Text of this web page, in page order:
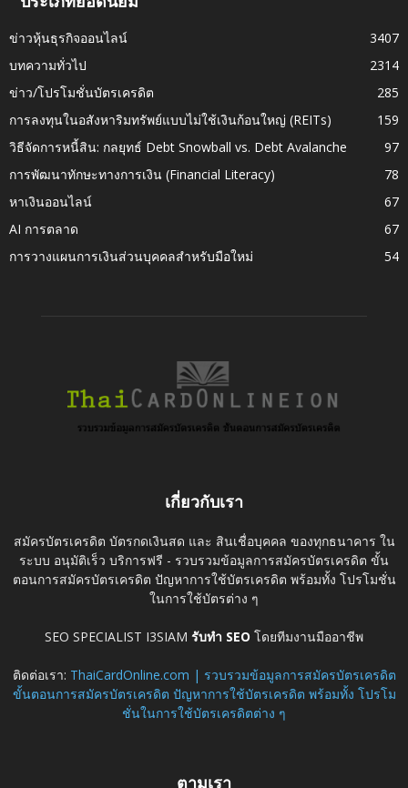
ข่าวหุ้นธุรกิจออนไลน์
3407
บทความทั่วไป
2314
ข่าว/โปรโมชั่นบัตรเครดิต
285
การลงทุนในอสังหาริมทรัพย์แบบไม่ใช้เงินก้อนใหญ่ (REITs)
159
วิธีจัดการหนี้สิน: กลยุทธ์ Debt Snowball vs. Debt Avalanche
97
การพัฒนาทักษะทางการเงิน (Financial Literacy)
78
หาเงินออนไลน์
67
AI การตลาด
67
การวางแผนการเงินส่วนบุคคลสำหรับมือใหม่
54
เกี่ยวกับเรา
สมัครบัตรเครดิต บัตรกดเงินสด และ สินเชื่อบุคคล ของทุกธนาคาร ใน
ระบบ อนุมัติเร็ว บริการฟรี - รวบรวมข้อมูลการสมัครบัตรเครดิต ขั้น
ตอนการสมัครบัตรเครดิต ปัญหาการใช้บัตรเครดิต พร้อมทั้ง โปรโมชั่น
ในการใช้บัตรต่าง ๆ
SEO SPECIALIST I3SIAM รับทำ SEO โดยทีมงานมืออาชีพ
ติดต่อเรา: ThaiCardOnline.com | รวบรวมข้อมูลการสมัครบัตรเครดิต
ขั้นตอนการสมัครบัตรเครดิต ปัญหาการใช้บัตรเครดิต พร้อมทั้ง โปรโม
ชั่นในการใช้บัตรเครดิตต่าง ๆ
ตามเรา